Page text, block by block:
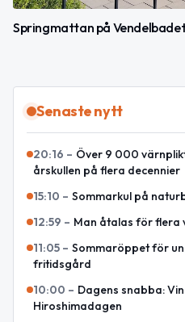
Springmattan på
Senaste nytt
20:16 – Över 9 000
årskullen på flera decennier
15:10 – Sommarkul på
12:59 – Man åtalas för flera
11:05 – Sommaröppet för
fritidsgård
10:00 – Dagens snabba:
Hiroshimadagen